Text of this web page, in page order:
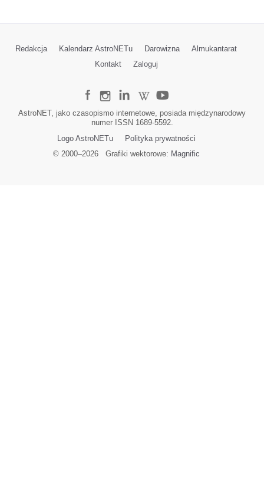
Redakcja Kalendarz AstroNETu Darowizna
Almukantarat
Kontakt
Zaloguj
AstroNET, jako czasopismo internetowe, posiada międzynarodowy
numer ISSN 1689-5592.
Logo AstroNETu
Polityka prywatności
© 2000–2026Grafiki wektorowe: Magnific